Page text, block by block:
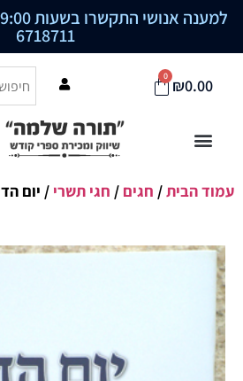
למענה אנושי התקשרו בשעות 09:00-19:00 לטלפון
6718711
₪0.00
0
עמוד הבית/ חגים / חגי תשרי / יום